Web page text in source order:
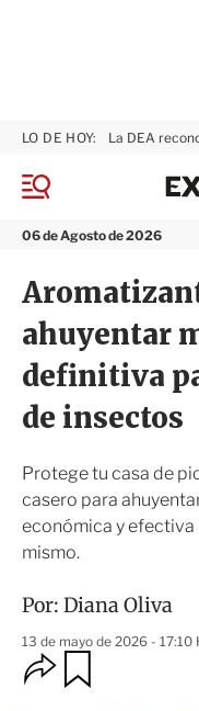
M
n
06 de Agosto de 2026
LO DE HOY: La DEA
ahuyentar
definitiva
de insectos
Protege tu casa de
casero para
económica y
mismo.
Por: Diana Oliva
13 de mayo de 2026 - 17:10
O
p